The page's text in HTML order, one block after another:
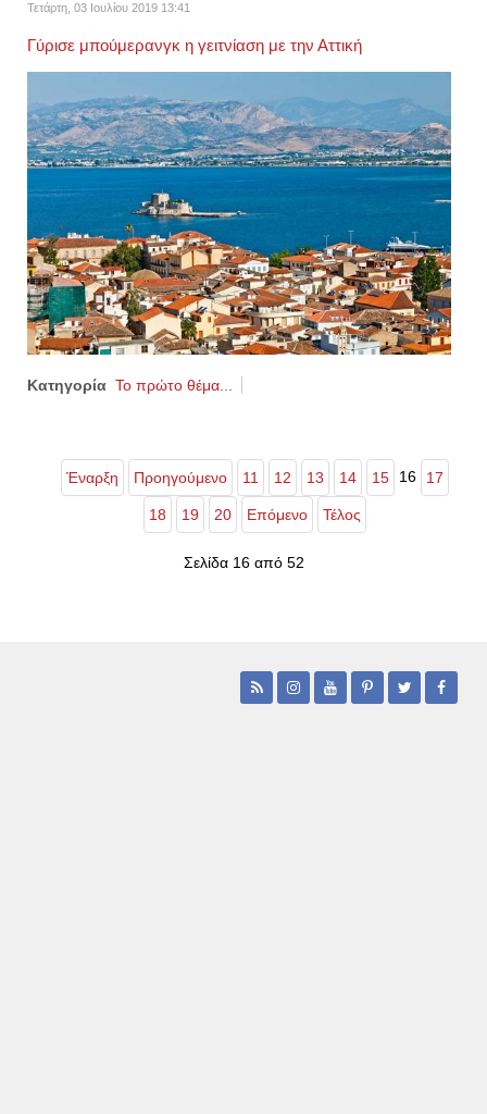
Τετάρτη, 03 Ιουλίου 2019 13:41
Γύρισε μπούμερανγκ η γειτνίαση με την Αττική
Κατηγορία Το πρώτο θέμα...
Έναρξη Προηγούμενο 11 12 13 14 15 16 17
18 19 20 Επόμενο Τέλος
Σελίδα 16 από 52